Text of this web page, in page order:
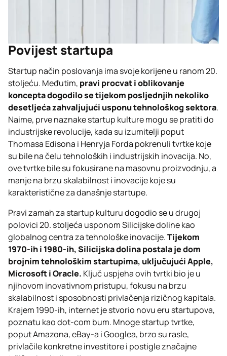
Povijest startupa
Startup način poslovanja ima svoje korijene u ranom 20.
stoljeću. Međutim, pravi procvat i oblikovanje
koncepta dogodilo se tijekom posljednjih nekoliko
desetljeća zahvaljujući usponu tehnološkog sektora.
Naime, prve naznake startup kulture mogu se pratiti do
industrijske revolucije, kada su izumitelji poput
Thomasa Edisona i Henryja Forda pokrenuli tvrtke koje
su bile na čelu tehnoloških i industrijskih inovacija. No,
ove tvrtke bile su fokusirane na masovnu proizvodnju, a
manje na brzu skalabilnost i inovacije koje su
karakteristične za današnje startupe.
Pravi zamah za startup kulturu dogodio se u drugoj
polovici 20. stoljeća usponom Silicijske doline kao
globalnog centra za tehnološke inovacije.Tijekom
1970-ih i 1980-ih, Silicijska dolina postala je dom
brojnim tehnološkim startupima, uključujući Apple,
Microsoft i Oracle. Ključ uspjeha ovih tvrtki bio je u
njihovom inovativnom pristupu, fokusu na brzu
skalabilnost i sposobnosti privlačenja rizičnog kapitala.
Krajem 1990-ih, internet je stvorio novu eru startupova,
poznatu kao dot-com bum. Mnoge startup tvrtke,
poput Amazona, eBay-a i Googlea, brzo su rasle,
privlačile konkretne investitore i postigle značajne